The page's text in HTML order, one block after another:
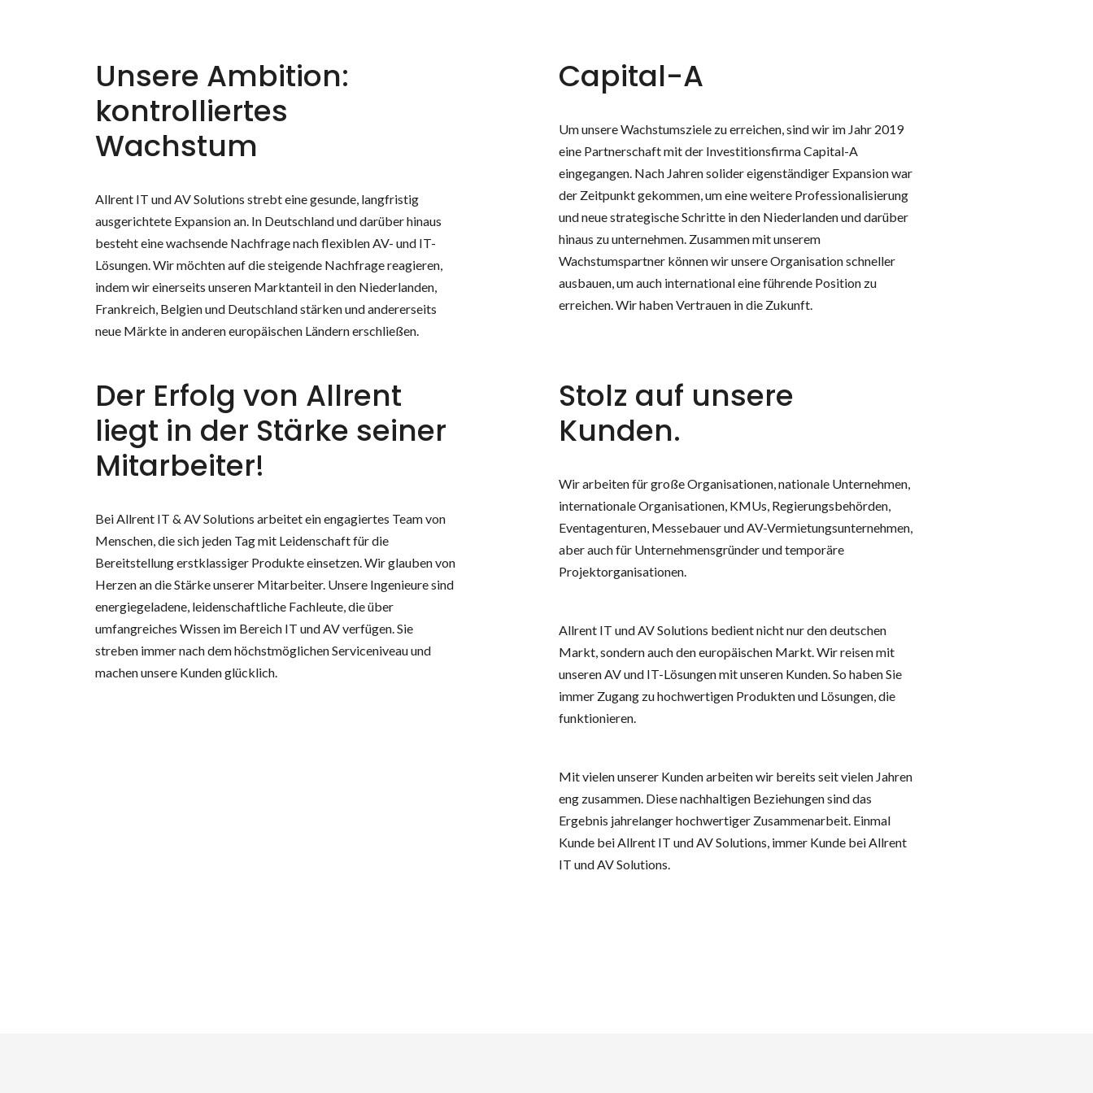
Unsere Ambition:
kontrolliertes
Wachstum
Allrent IT und AV Solutions strebt eine gesunde, langfristig
ausgerichtete Expansion an. In Deutschland und darüber hinaus
besteht eine wachsende Nachfrage nach flexiblen AV- und IT-
Lösungen. Wir möchten auf die steigende Nachfrage reagieren,
indem wir einerseits unseren Marktanteil in den Niederlanden,
Frankreich, Belgien und Deutschland stärken und andererseits
neue Märkte in anderen europäischen Ländern erschließen.
Capital-A
Um unsere Wachstumsziele zu erreichen, sind wir im Jahr 2019
eine Partnerschaft mit der Investitionsfirma Capital-A
eingegangen. Nach Jahren solider eigenständiger Expansion war
der Zeitpunkt gekommen, um eine weitere Professionalisierung
und neue strategische Schritte in den Niederlanden und darüber
hinaus zu unternehmen. Zusammen mit unserem
Wachstumspartner können wir unsere Organisation schneller
ausbauen, um auch international eine führende Position zu
erreichen. Wir haben Vertrauen in die Zukunft.
Der Erfolg von Allrent
liegt in der Stärke seiner
Mitarbeiter!
Bei Allrent IT & AV Solutions arbeitet ein engagiertes Team von
Menschen, die sich jeden Tag mit Leidenschaft für die
Bereitstellung erstklassiger Produkte einsetzen. Wir glauben von
Herzen an die Stärke unserer Mitarbeiter. Unsere Ingenieure sind
energiegeladene, leidenschaftliche Fachleute, die über
umfangreiches Wissen im Bereich IT und AV verfügen. Sie
streben immer nach dem höchstmöglichen Serviceniveau und
machen unsere Kunden glücklich.
Stolz auf unsere
Kunden.
Wir arbeiten für große Organisationen, nationale Unternehmen,
internationale Organisationen, KMUs, Regierungsbehörden,
Eventagenturen, Messebauer und AV-Vermietungsunternehmen,
aber auch für Unternehmensgründer und temporäre
Projektorganisationen.
Allrent IT und AV Solutions bedient nicht nur den deutschen
Markt, sondern auch den europäischen Markt. Wir reisen mit
unseren AV und IT-Lösungen mit unseren Kunden. So haben Sie
immer Zugang zu hochwertigen Produkten und Lösungen, die
funktionieren.
Mit vielen unserer Kunden arbeiten wir bereits seit vielen Jahren
eng zusammen. Diese nachhaltigen Beziehungen sind das
Ergebnis jahrelanger hochwertiger Zusammenarbeit. Einmal
Kunde bei Allrent IT und AV Solutions, immer Kunde bei Allrent
IT und AV Solutions.